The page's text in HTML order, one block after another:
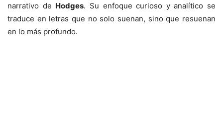
narrativo de Hodges. Su enfoque curioso y analítico se
traduce en letras que no solo suenan, sino que resuenan
en lo más profundo.